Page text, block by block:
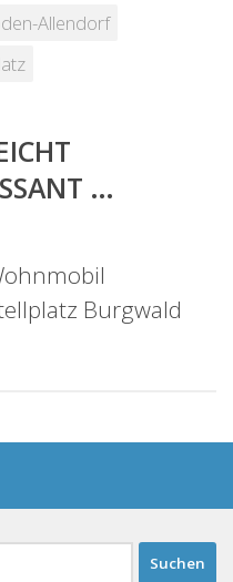
Allendorf
…
Burgwald